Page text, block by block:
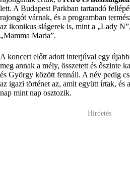
lett. A Budapest Parkban tartandó
rajongót várnak, és a programban
az ikonikus slágerek is, mint a „Lady
„Mamma Maria”.
A koncert előtt adott interjúval egy
meg annak a mély, összetett és őszinte
és György között fennáll. A név pedig
az igazi történet az, amit együtt írtak, és
nap mint nap osztozik.
Hirdetés